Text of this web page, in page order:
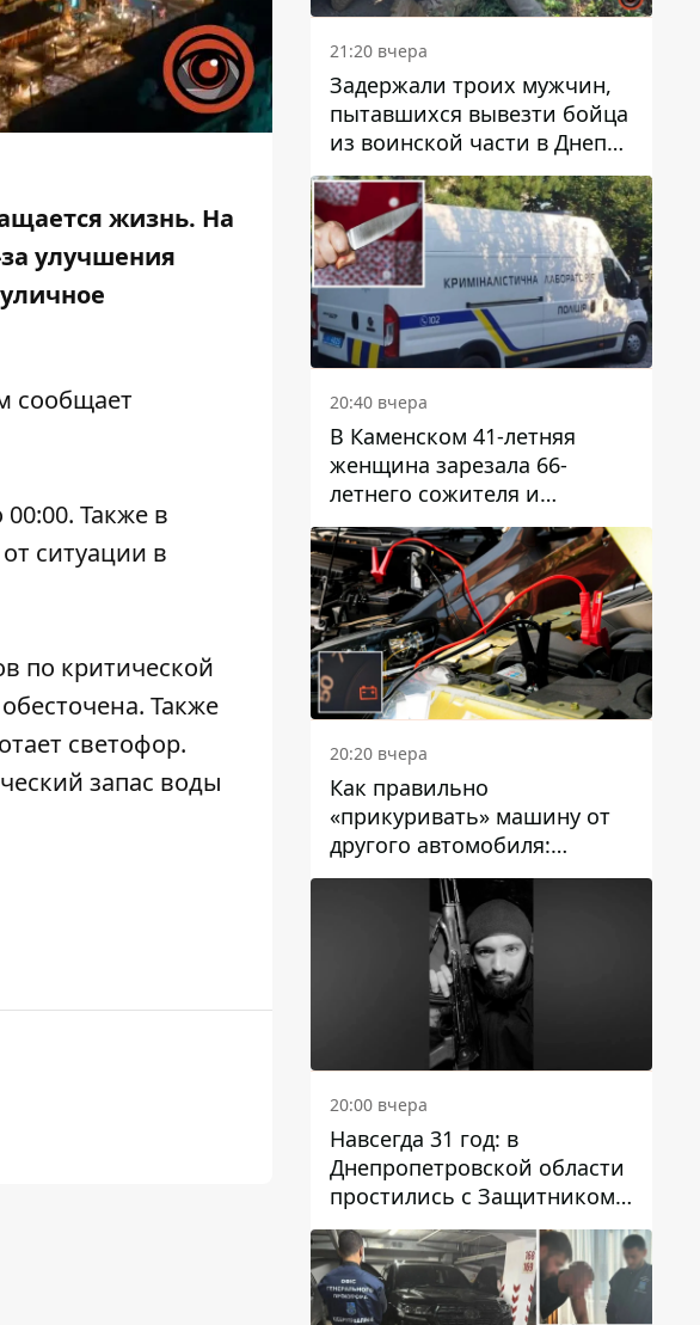
жизнь. На
улучшения
сообщает
Также в
ситуации в
по критической
. Также
светофор.
запас воды
21:20 вчера
Задержали троих мужчин,
пытавшихся вывезти бойца
из воинской части в Днепр
за 7 тысяч долларов: среди
них был врач
20:40 вчера
В Каменском 41-летняя
женщина зарезала 66-
летнего сожителя и
пыталась обмануть
полицейских
20:20 вчера
Как правильно
«прикуривать» машину от
другого автомобиля:
инструкция для водителей
20:00 вчера
Навсегда 31 год: в
Днепропетровской области
простились с Защитником
Александром Репиным